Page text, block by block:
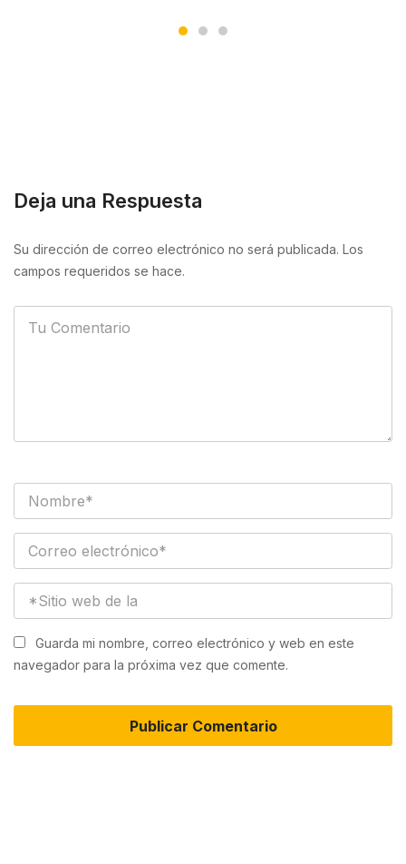
Deja una Respuesta
Su dirección de correo electrónico no será publicada. Los
campos requeridos se hace.
Guarda mi nombre, correo electrónico y web en este
navegador para la próxima vez que comente.